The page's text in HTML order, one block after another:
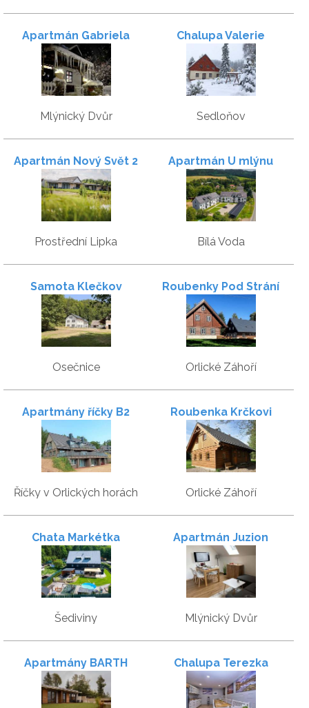
Apartmán Gabriela
Mlýnický Dvůr
Chalupa Valerie
Sedloňov
Apartmán Nový Svět 2
Prostřední Lipka
Apartmán U mlýnu
Bílá Voda
Samota Klečkov
Osečnice
Roubenky Pod Strání
Orlické Záhoří
Apartmány říčky B2
Říčky v Orlických horách
Roubenka Krčkovi
Orlické Záhoří
Chata Markétka
Šediviny
Apartmán Juzion
Mlýnický Dvůr
Apartmány BARTH
Holiday
Chalupa Terezka